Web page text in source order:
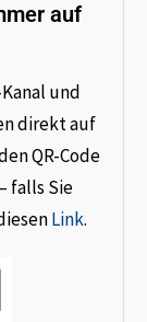
auf
und
direkt auf
QR-Code
falls Sie
Link.